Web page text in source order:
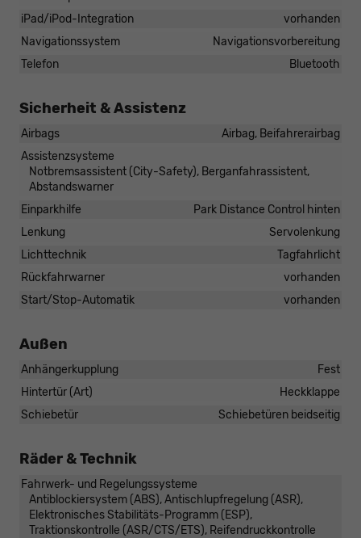
iPad/iPod-Integration
vorhanden
Navigationssystem
Navigationsvorbereitung
Telefon
Bluetooth
Sicherheit & Assistenz
Airbags
Airbag, Beifahrerairbag
Assistenzsysteme
Notbremsassistent (City-Safety), Berganfahrassistent,
Abstandswarner
Einparkhilfe
Park Distance Control hinten
Lenkung
Servolenkung
Lichttechnik
Tagfahrlicht
Rückfahrwarner
vorhanden
Start/Stop-Automatik
vorhanden
Außen
Anhängerkupplung
Fest
Hintertür (Art)
Heckklappe
Schiebetür
Schiebetüren beidseitig
Räder & Technik
Fahrwerk- und Regelungssysteme
Antiblockiersystem (ABS), Antischlupfregelung (ASR),
Elektronisches Stabilitäts-Programm (ESP),
Traktionskontrolle (ASR/CTS/ETS), Reifendruckkontrolle